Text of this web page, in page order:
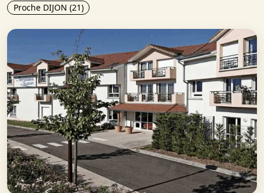
Proche DIJON (21)